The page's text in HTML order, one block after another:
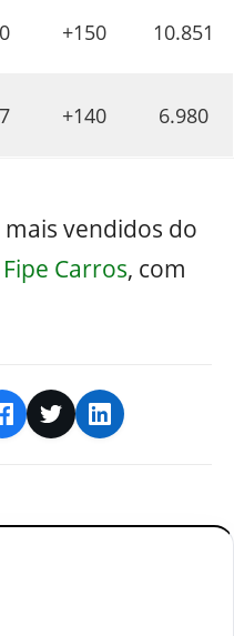
+150 10.851
+140 6.980
vendidos do
Fipe Carros, com